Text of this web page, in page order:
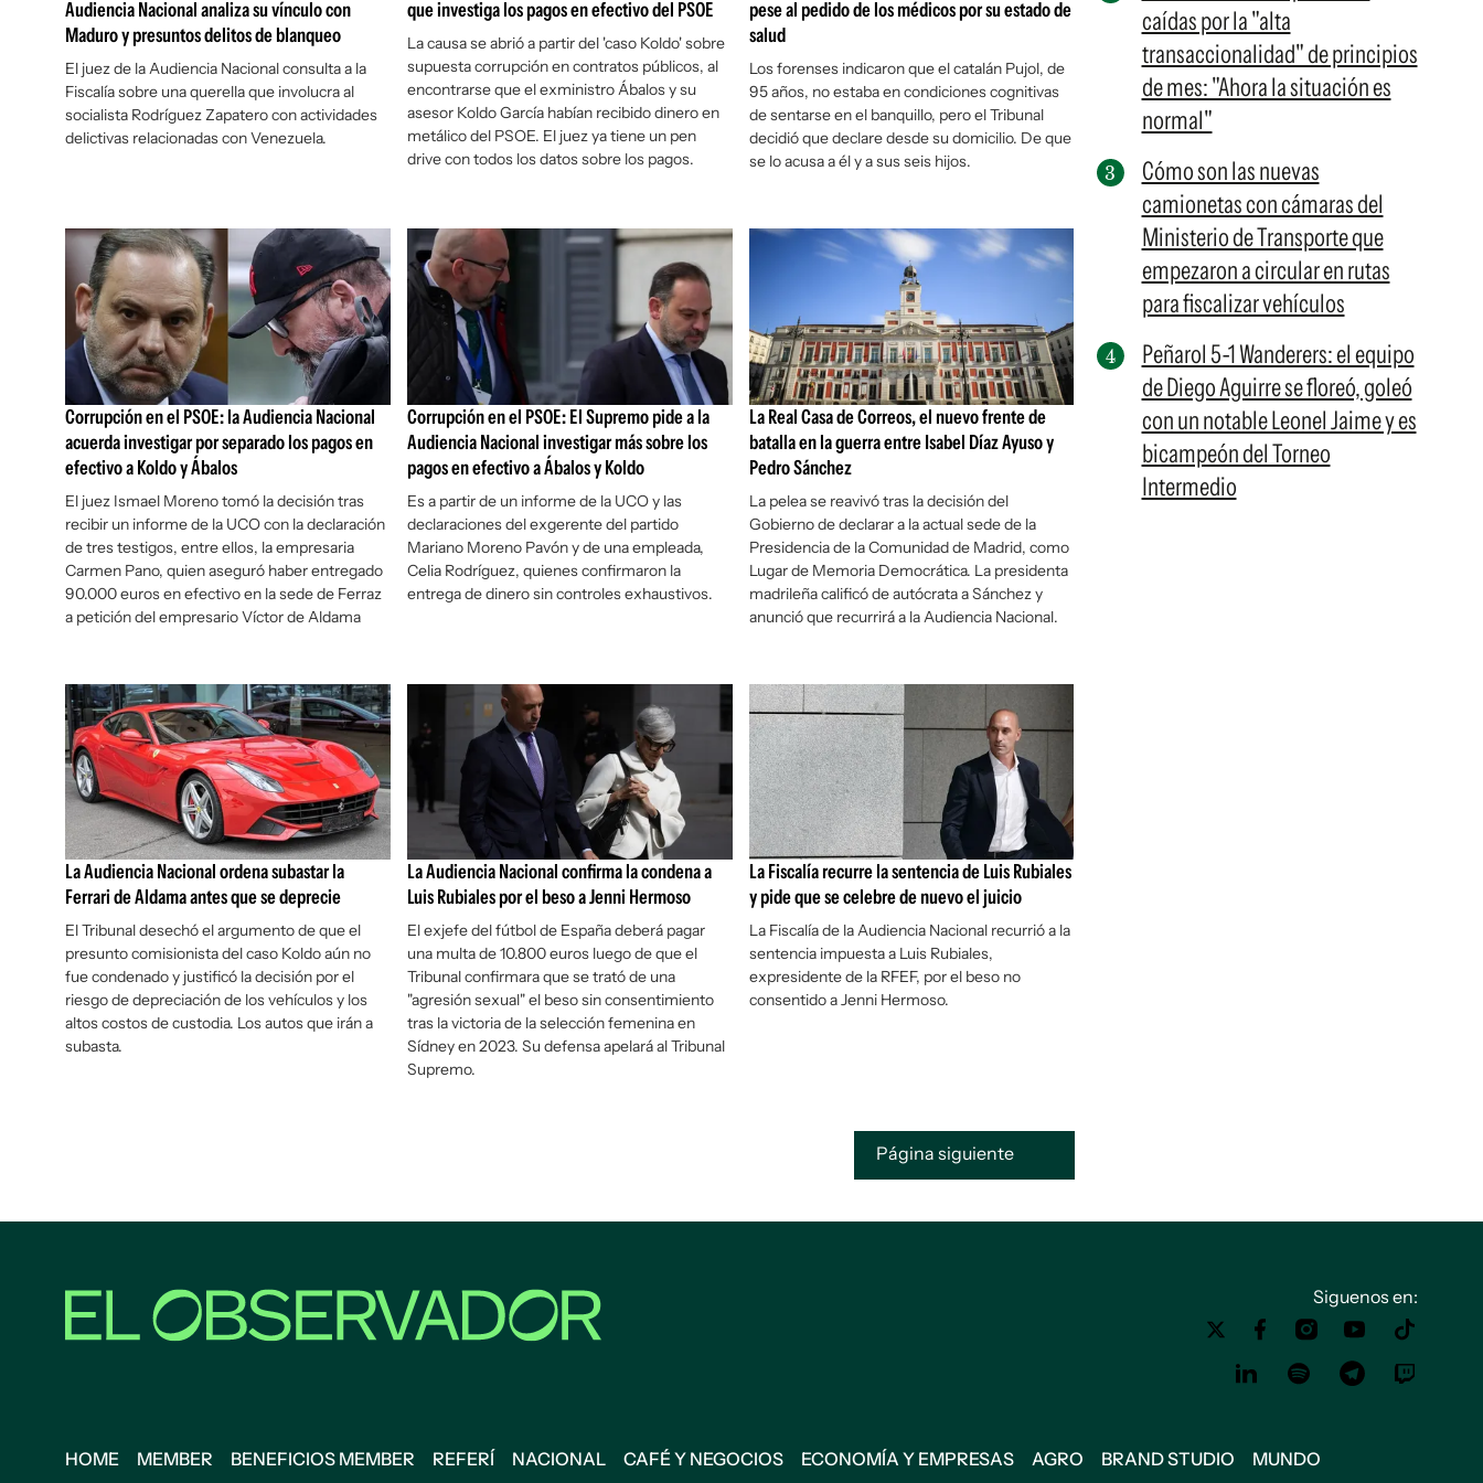
Audiencia Nacional analiza su vínculo con
Maduro y presuntos delitos de blanqueo
El juez de la Audiencia Nacional consulta a la
Fiscalía sobre una querella que involucra al
socialista Rodríguez Zapatero con actividades
delictivas relacionadas con Venezuela.
que investiga los pagos en efectivo del PSOE
La causa se abrió a partir del 'caso Koldo' sobre
supuesta corrupción en contratos públicos, al
encontrarse que el exministro Ábalos y su
asesor Koldo García habían recibido dinero en
metálico del PSOE. El juez ya tiene un pen
drive con todos los datos sobre los pagos.
pese al pedido de los médicos por su estado de
salud
Los forenses indicaron que el catalán Pujol, de
95 años, no estaba en condiciones cognitivas
de sentarse en el banquillo, pero el Tribunal
decidió que declare desde su domicilio. De que
se lo acusa a él y a sus seis hijos.
Corrupción en el PSOE: la Audiencia Nacional
acuerda investigar por separado los pagos en
efectivo a Koldo y Ábalos
El juez Ismael Moreno tomó la decisión tras
recibir un informe de la UCO con la declaración
de tres testigos, entre ellos, la empresaria
Carmen Pano, quien aseguró haber entregado
90.000 euros en efectivo en la sede de Ferraz
a petición del empresario Víctor de Aldama
Corrupción en el PSOE: El Supremo pide a la
Audiencia Nacional investigar más sobre los
pagos en efectivo a Ábalos y Koldo
Es a partir de un informe de la UCO y las
declaraciones del exgerente del partido
Mariano Moreno Pavón y de una empleada,
Celia Rodríguez, quienes confirmaron la
entrega de dinero sin controles exhaustivos.
La Real Casa de Correos, el nuevo frente de
batalla en la guerra entre Isabel Díaz Ayuso y
Pedro Sánchez
La pelea se reavivó tras la decisión del
Gobierno de declarar a la actual sede de la
Presidencia de la Comunidad de Madrid, como
Lugar de Memoria Democrática. La presidenta
madrileña calificó de autócrata a Sánchez y
anunció que recurrirá a la Audiencia Nacional.
La Audiencia Nacional ordena subastar la
Ferrari de Aldama antes que se deprecie
El Tribunal desechó el argumento de que el
presunto comisionista del caso Koldo aún no
fue condenado y justificó la decisión por el
riesgo de depreciación de los vehículos y los
altos costos de custodia. Los autos que irán a
subasta.
La Audiencia Nacional confirma la condena a
Luis Rubiales por el beso a Jenni Hermoso
El exjefe del fútbol de España deberá pagar
una multa de 10.800 euros luego de que el
Tribunal confirmara que se trató de una
"agresión sexual" el beso sin consentimiento
tras la victoria de la selección femenina en
Sídney en 2023. Su defensa apelará al Tribunal
Supremo.
La Fiscalía recurre la sentencia de Luis Rubiales
y pide que se celebre de nuevo el juicio
La Fiscalía de la Audiencia Nacional recurrió a la
sentencia impuesta a Luis Rubiales,
expresidente de la RFEF, por el beso no
consentido a Jenni Hermoso.
Página siguiente
caídas por la "alta
transaccionalidad" de principios
de mes: "Ahora la situación es
normal"
Cómo son las nuevas
camionetas con cámaras del
Ministerio de Transporte que
empezaron a circular en rutas
para fiscalizar vehículos
Peñarol 5-1 Wanderers: el equipo
de Diego Aguirre se floreó, goleó
con un notable Leonel Jaime y es
bicampeón del Torneo
Intermedio
Siguenos en:
HOME MEMBER BENEFICIOS MEMBER REFERÍ NACIONAL CAFÉ Y NEGOCIOS ECONOMÍA Y EMPRESAS AGRO BRAND STUDIO MUNDO